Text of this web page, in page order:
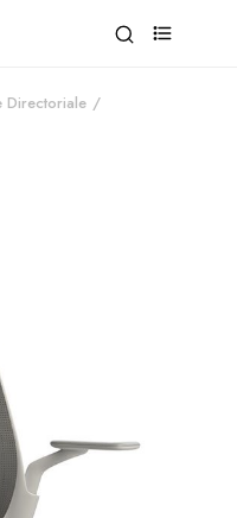
Directoriale